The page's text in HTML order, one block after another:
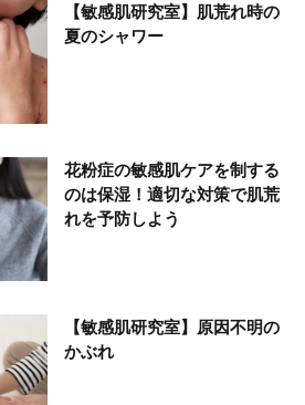
【敏感肌研究室】肌荒れ時の
夏のシャワー
花粉症の敏感肌ケアを制する
のは保湿！適切な対策で肌荒
れを予防しよう
【敏感肌研究室】原因不明の
かぶれ